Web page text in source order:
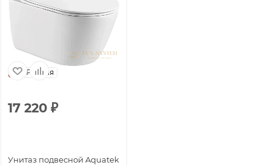
Россия
17 220 ₽
Унитаз подвесной Aquatek